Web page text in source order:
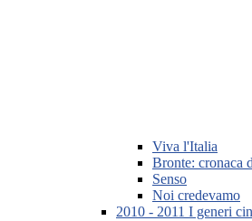
Viva l'Italia
Bronte: cronaca
Senso
Noi credevamo
2010 - 2011 I generi